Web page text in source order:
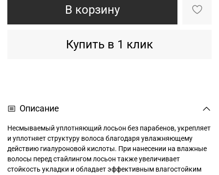
В корзину
Купить в 1 клик
Описание
Несмываемый уплотняющий лосьон без парабенов, укрепляет
и уплотняет структуру волоса благодаря увлажняющему
действию гиалуроновой кислоты. При нанесении на влажные
волосы перед стайлингом лосьон также увеличивает
стойкость укладки и обладает эффективным влагостойким